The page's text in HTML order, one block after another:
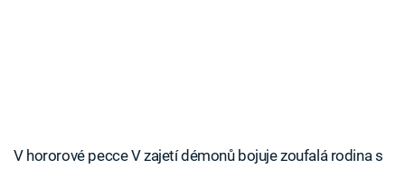
V hororové pecce V zajetí démonů bojuje zoufalá rodina s